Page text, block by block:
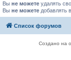
Вы не можете удалять
Вы не можете добавлять
Список форумов
Создано на